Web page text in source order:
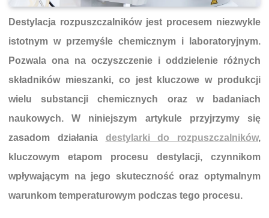
Destylacja rozpuszczalników jest procesem niezwykle
istotnym w przemyśle chemicznym i laboratoryjnym.
Pozwala ona na oczyszczenie i oddzielenie różnych
składników mieszanki, co jest kluczowe w produkcji
wielu substancji chemicznych oraz w badaniach
naukowych. W niniejszym artykule przyjrzymy się
zasadom działania destylarki do rozpuszczalników,
kluczowym etapom procesu destylacji, czynnikom
wpływającym na jego skuteczność oraz optymalnym
warunkom temperaturowym podczas tego procesu.